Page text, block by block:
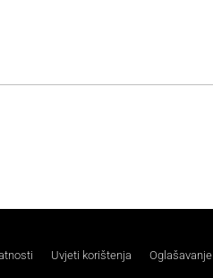
Uvjeti korištenja Oglašavanje